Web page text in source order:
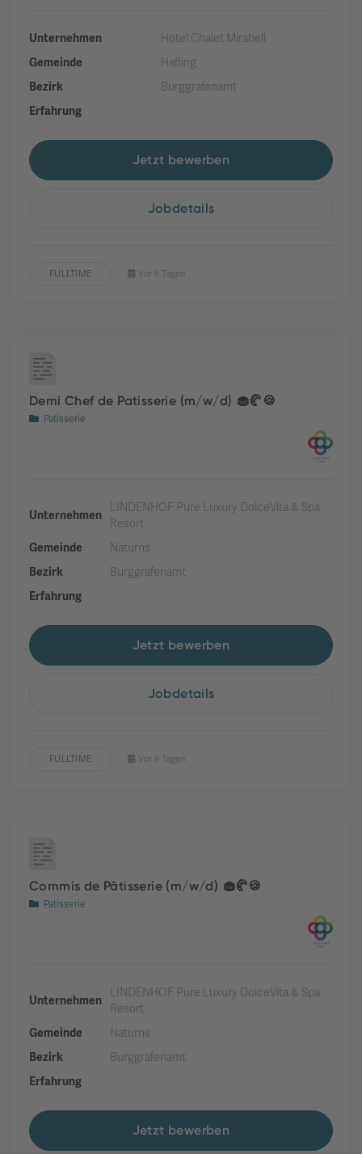
Unternehmen
Hotel Chalet Mirabell
Gemeinde
Hafling
Bezirk
Burggrafenamt
Erfahrung
Jetzt bewerben
Jobdetails
FULLTIME Vor 6 Tagen
Demi Chef de Patisserie (m/w/d) 🧁🥐🍪
Patisserie
Unternehmen
LINDENHOF Pure Luxury DolceVita & Spa
Resort
Gemeinde
Naturns
Bezirk
Burggrafenamt
Erfahrung
Jetzt bewerben
Jobdetails
FULLTIME Vor 8 Tagen
Commis de Pâtisserie (m/w/d) 🧁🥐🍪
Patisserie
Unternehmen
LINDENHOF Pure Luxury DolceVita & Spa
Resort
Gemeinde
Naturns
Bezirk
Burggrafenamt
Erfahrung
Jetzt bewerben